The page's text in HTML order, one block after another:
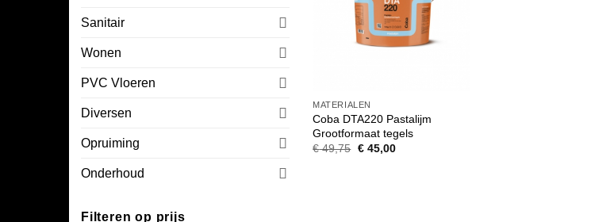
Sanitair
Wonen
PVC Vloeren
Diversen
Opruiming
Onderhoud
Filteren op prijs
MATERIALEN
Coba DTA220 Pastalijm
Grootformaat tegels
€49,75 Oorspronkelijke
€45,00Huidige